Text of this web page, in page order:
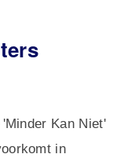
Kan Niet'
in